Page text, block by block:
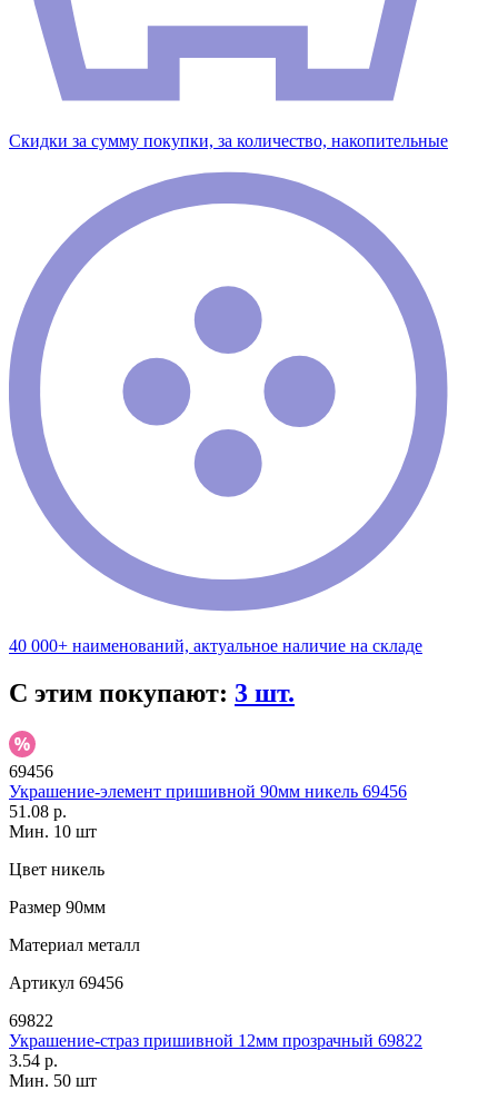
Скидки за сумму покупки, за количество, накопительные
40 000+ наименований, актуальное наличие на складе
С этим покупают: 3 шт.
69456
Украшение-элемент пришивной 90мм никель 69456
51.08 р.
Мин. 10 шт
Цвет никель
Размер 90мм
Материал металл
Артикул 69456
69822
Украшение-страз пришивной 12мм прозрачный 69822
3.54 р.
Мин. 50 шт